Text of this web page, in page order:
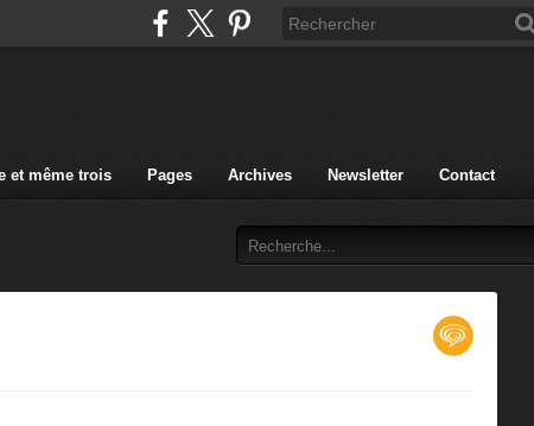
et même trois Pages Archives Newsletter Contact